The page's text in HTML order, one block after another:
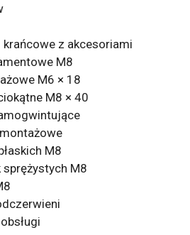
krańcowe z akcesoriami
M8
M6 × 18
M8 × 40
M8
sprężystych M8